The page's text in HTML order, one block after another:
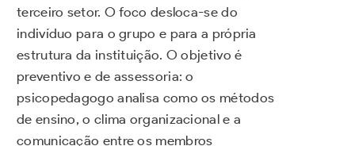
terceiro setor. O foco desloca-se do
indivíduo para o grupo e para a própria
estrutura da instituição. O objetivo é
preventivo e de assessoria: o
psicopedagogo analisa como os métodos
de ensino, o clima organizacional e a
comunicação entre os membros